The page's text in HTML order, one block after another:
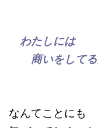
わたしには
商いをしてる
なんてことにも